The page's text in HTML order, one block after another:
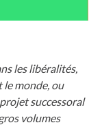
les libéralités,
le monde, ou
successoral
volumes